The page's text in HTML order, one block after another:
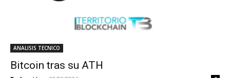
ANALISIS TECNICO
Bitcoin tras su ATH